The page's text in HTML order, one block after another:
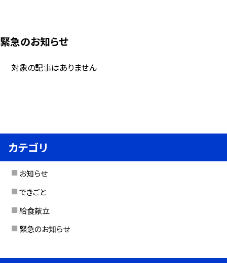
緊急のお知らせ
対象の記事はありません
カテゴリ
お知らせ
できごと
給食献立
緊急のお知らせ